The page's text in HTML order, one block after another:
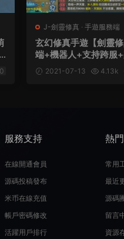
J-劍靈修真 · 手遊服務端
玄幻修真手遊【劍靈
端+機器人+支持跨服
2021-07-13 4.13k
服務支持
在線開通會員
源碼投稿發布
米币在線充值
帳戶密碼修改
活躍用戶排行
熱
常用
最近
源碼
留言
資源